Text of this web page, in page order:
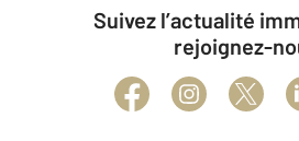
Suivez l’actualité immobilière et
rejoignez-